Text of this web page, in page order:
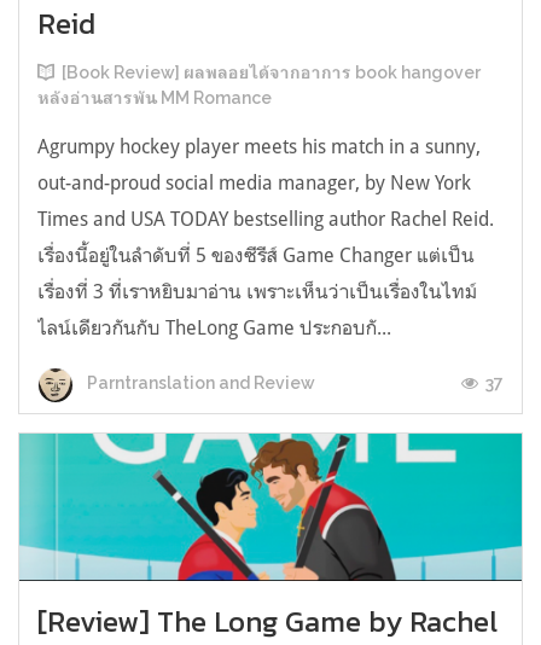
Reid
[Book Review] ผลพลอยได้จากอาการ book hangover
หลังอ่านสารพัน MM Romance
Agrumpy hockey player meets his match in a sunny,
out-and-proud social media manager, by New York
Times and USA TODAY bestselling author Rachel Reid.
เรื่องนี้อยู่ในลำดับที่ 5 ของซีรีส์ Game Changer แต่เป็น
เรื่องที่ 3 ที่เราหยิบมาอ่าน เพราะเห็นว่าเป็นเรื่องในไทม์
ไลน์เดียวกันกับ TheLong Game ประกอบกั...
Parntranslation and Review 37
[Review] The Long Game by Rachel